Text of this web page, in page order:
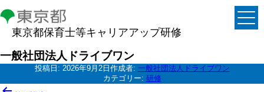
東京都保育士等キャリアアップ研修
一般社団法人ドライブワン
投稿日: 2026年9月2日 作成者: 一般社団法人ドライブワン
カテゴリー: 研修